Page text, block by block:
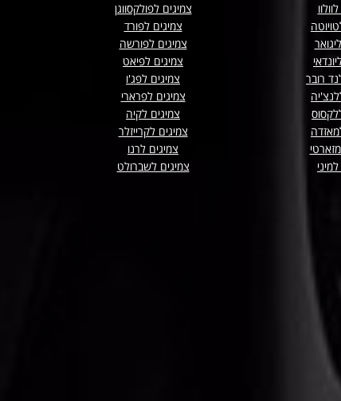
רובר
צמיגים לפולקסווגן
צמיגים לפורד
צמיגים לפורשה
צמיגים לפיאט
צמיגים לפג'ו
צמיגים לפרארי
צמיגים לקיה
צמיגים לקרייזלר
צמיגים לרנו
צמיגים לשברולט